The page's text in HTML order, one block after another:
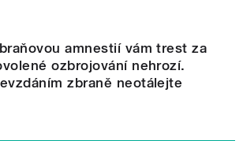
amnestií vám trest za
ozbrojování nehrozí.
zbraně neotálejte